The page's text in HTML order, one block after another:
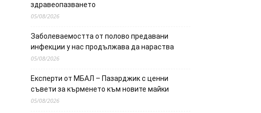
здравеопазването
05/08/2026
Заболеваемостта от полово предавани
инфекции у нас продължава да нараства
05/08/2026
Експерти от МБАЛ – Пазарджик с ценни
съвети за кърменето към новите майки
05/08/2026